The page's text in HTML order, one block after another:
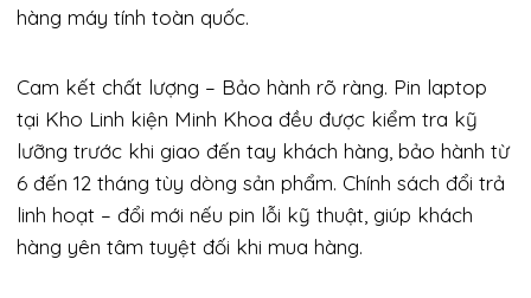
hàng máy tính toàn quốc.
Cam kết chất lượng – Bảo hành rõ ràng. Pin laptop
tại Kho Linh kiện Minh Khoa đều được kiểm tra kỹ
lưỡng trước khi giao đến tay khách hàng, bảo hành từ
6 đến 12 tháng tùy dòng sản phẩm. Chính sách đổi trả
linh hoạt – đổi mới nếu pin lỗi kỹ thuật, giúp khách
hàng yên tâm tuyệt đối khi mua hàng.